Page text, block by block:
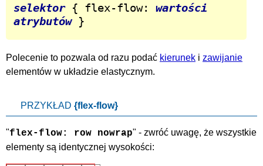
selektor { flex-flow: wartości
atrybutów }
Polecenie to pozwala od razu podać kierunek i zawijanie
elementów w układzie elastycznym.
PRZYKŁAD {flex-flow}
"flex-flow: row nowrap" - zwróć uwagę, że wszystkie
elementy są identycznej wysokości: